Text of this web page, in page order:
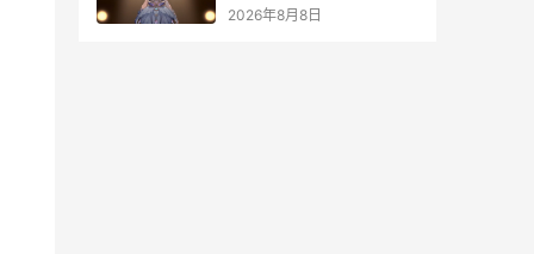
2026年8月8日